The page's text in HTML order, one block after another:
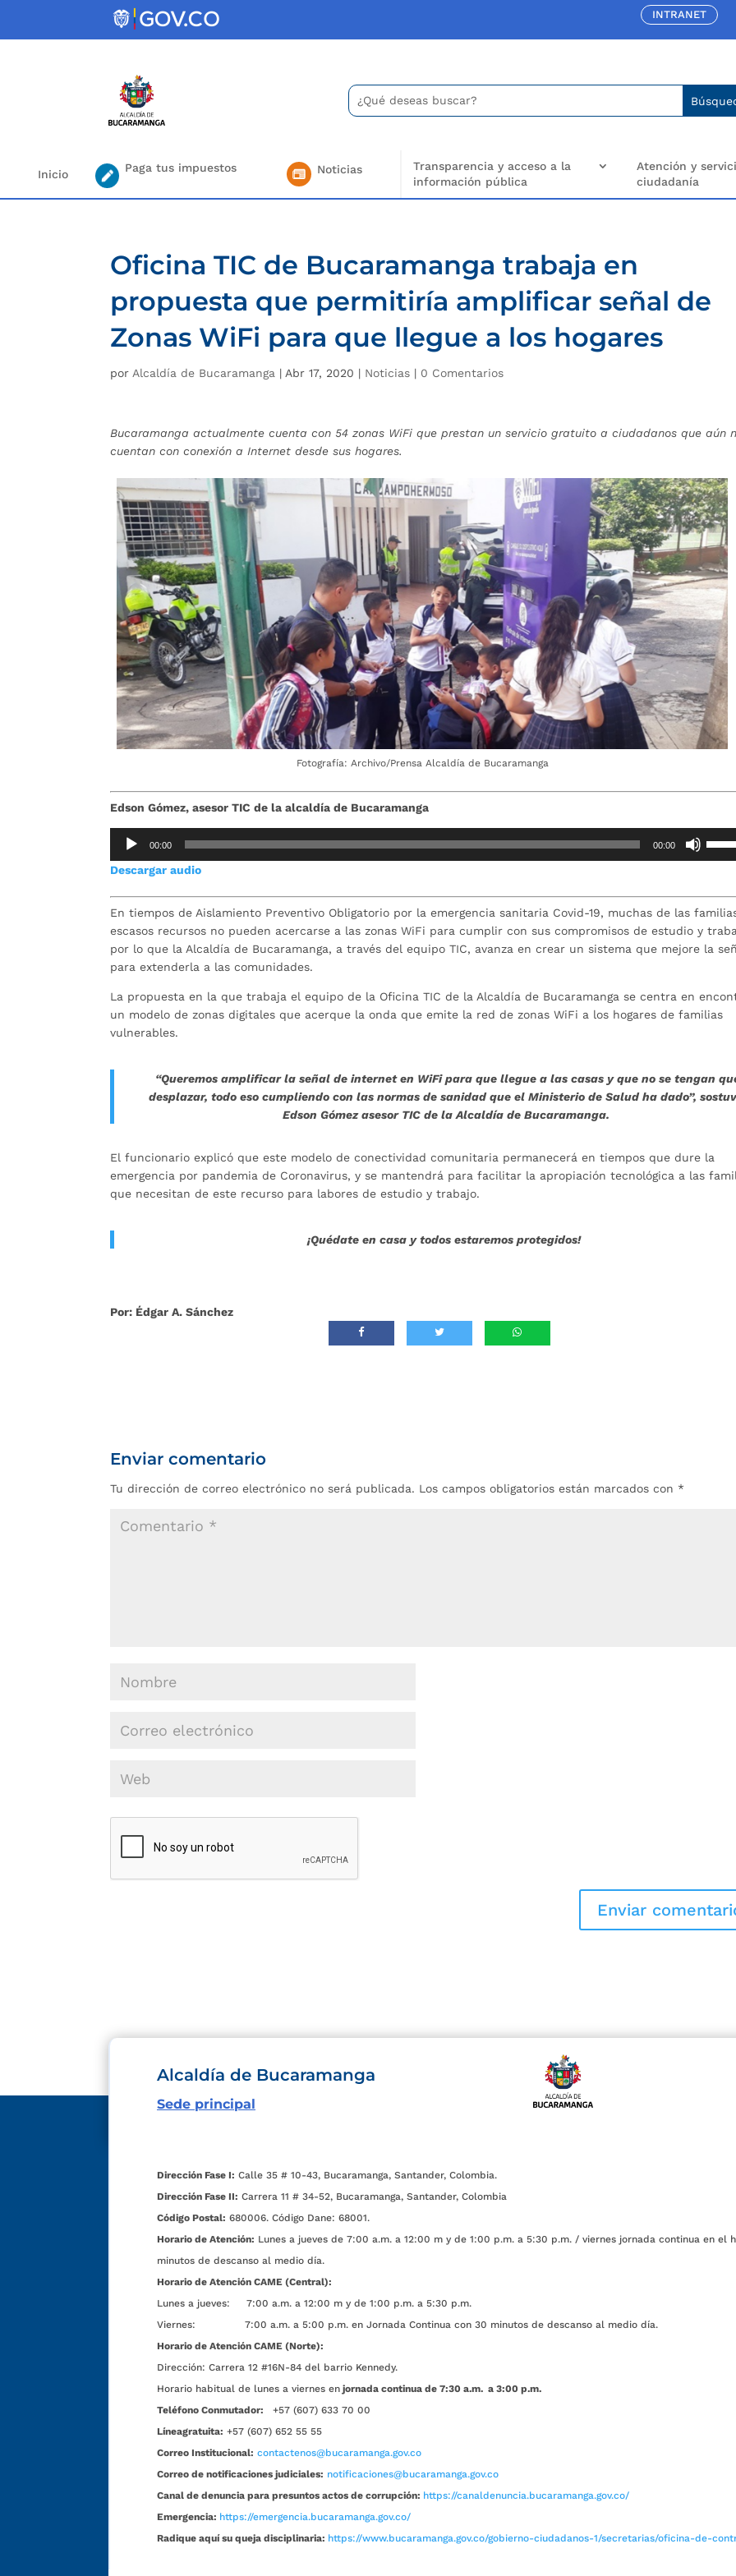
INTRANET
Buscar:
Search
for...
Inicio Paga tus impuestos Noticias
Transparencia y acceso a la
información pública
Atención y
ciudadanía
Oficina TIC de Bucaramanga trabaja en
propuesta que permitiría amplificar señal de
Zonas WiFi para que llegue a los hogares
por Alcaldía de Bucaramanga | Abr 17, 2020 | Noticias | 0 Comentarios
Bucaramanga actualmente cuenta con 54 zonas WiFi que prestan un servicio gratuito a ciudadanos que aún
cuentan con conexión a Internet desde sus hogares.
Fotografía: Archivo/Prensa Alcaldía de Bucaramanga
Edson Gómez, asesor TIC de la alcaldía de Bucaramanga
Reproductor
audio
00:00 00:00
flecha
para
el
Descargar audio
En tiempos de Aislamiento Preventivo Obligatorio por la emergencia sanitaria Covid-19, muchas de las
escasos recursos no pueden acercarse a las zonas WiFi para cumplir con sus compromisos de estudio y
por lo que la Alcaldía de Bucaramanga, a través del equipo TIC, avanza en crear un sistema que mejore la
para extenderla a las comunidades.
La propuesta en la que trabaja el equipo de la Oficina TIC de la Alcaldía de Bucaramanga se centra en
un modelo de zonas digitales que acerque la onda que emite la red de zonas WiFi a los hogares de familias
vulnerables.
“Queremos amplificar la señal de internet en WiFi para que llegue a las casas y que no se tengan
desplazar, todo eso cumpliendo con las normas de sanidad que el Ministerio de Salud ha dado”,
Edson Gómez asesor TIC de la Alcaldía de Bucaramanga.
El funcionario explicó que este modelo de conectividad comunitaria permanecerá en tiempos que dure la
emergencia por pandemia de Coronavirus, y se mantendrá para facilitar la apropiación tecnológica a las
que necesitan de este recurso para labores de estudio y trabajo.
¡Quédate en casa y todos estaremos protegidos!
Por: Édgar A. Sánchez
Enviar comentario
Tu dirección de correo electrónico no será publicada. Los campos obligatorios están marcados con *
Alcaldía de Bucaramanga
Sede principal
Dirección Fase I: Calle 35 # 10-43, Bucaramanga, Santander, Colombia.
Dirección Fase II: Carrera 11 # 34-52, Bucaramanga, Santander, Colombia
Código Postal: 680006. Código Dane: 68001.
Horario de Atención: Lunes a jueves de 7:00 a.m. a 12:00 m y de 1:00 p.m. a 5:30 p.m. / viernes jornada continua en el
minutos de descanso al medio día.
Horario de Atención CAME (Central):
Lunes a jueves: 7:00 a.m. a 12:00 m y de 1:00 p.m. a 5:30 p.m.
Viernes: 7:00 a.m. a 5:00 p.m. en Jornada Continua con 30 minutos de descanso al medio día.
Horario de Atención CAME (Norte):
Dirección: Carrera 12 #16N-84 del barrio Kennedy.
Horario habitual de lunes a viernes en jornada continua de 7:30 a.m. a 3:00 p.m.
Teléfono Conmutador:
+57 (607) 633 70 00
Líneagratuita: +57 (607) 652 55 55
Correo Institucional: contactenos@bucaramanga.gov.co
Correo de notificaciones judiciales: notificaciones@bucaramanga.gov.co
Canal de denuncia para presuntos actos de corrupción: https://canaldenuncia.bucaramanga.gov.co/
Emergencia: https://emergencia.bucaramanga.gov.co/
Radique aquí su queja disciplinaria: https://www.bucaramanga.gov.co/gobierno-ciudadanos-1/secretarias/oficina-de-